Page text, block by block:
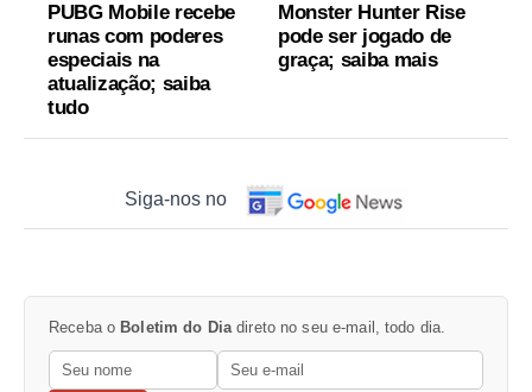
PUBG Mobile recebe
runas com poderes
especiais na
atualização; saiba
tudo
Monster Hunter Rise
pode ser jogado de
graça; saiba mais
Siga-nos no
Receba o Boletim do Diadireto no seu e-mail, todo dia.